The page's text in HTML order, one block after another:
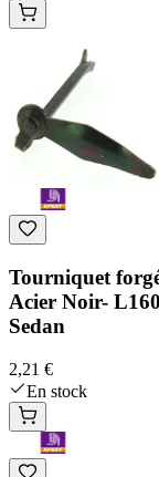
Tourniquet
Acier Noir-
Sedan
2,21 €
En stock